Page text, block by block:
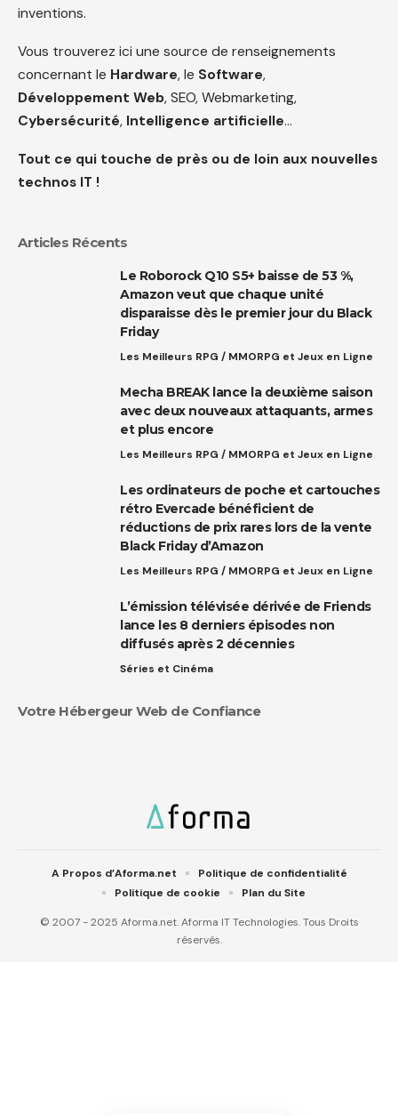
inventions.
Vous trouverez ici une source de renseignements
concernant le Hardware, le Software,
Développement Web, SEO, Webmarketing,
Cybersécurité, Intelligence artificielle…
Tout ce qui touche de près ou de loin aux nouvelles
technos IT !
Articles Récents
Le Roborock Q10 S5+ baisse de 53 %,
Amazon veut que chaque unité
disparaisse dès le premier jour du Black
Friday
Les Meilleurs RPG / MMORPG et Jeux en Ligne
Mecha BREAK lance la deuxième saison
avec deux nouveaux attaquants, armes
et plus encore
Les Meilleurs RPG / MMORPG et Jeux en Ligne
Les ordinateurs de poche et cartouches
rétro Evercade bénéficient de
réductions de prix rares lors de la vente
Black Friday d’Amazon
Les Meilleurs RPG / MMORPG et Jeux en Ligne
L’émission télévisée dérivée de Friends
lance les 8 derniers épisodes non
diffusés après 2 décennies
Séries et Cinéma
Votre Hébergeur Web de Confiance
© 2007 - 2025 Aforma.net. Aforma IT Technologies. Tous Droits
réservés.
A Propos d’Aforma.net
Politique de confidentialité
Politique de cookie
Plan du Site